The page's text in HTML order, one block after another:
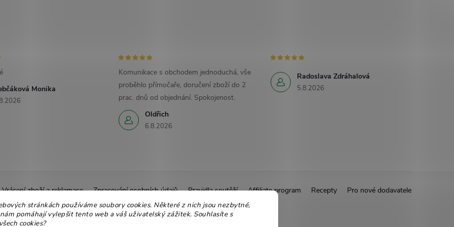
stránkách používáme soubory cookies. Některé z nich jsou nezbytné,
pomáhají vylepšit tento web a váš uživatelský zážitek. Souhlasíte s
cookies?
Monika
Oldřich
6.8.2026
Komunikace s obchodem jednoduchá, vše
proběhlo přímočaře, doručení zboží do 2
prac. dnů od objednání. Spokojenost.
Radoslava Zdráhalová
5.8.2026
Vrácení zboží a reklamace Zpracování osobních údajů Pravidla soutěží Affiliate program Recepty
Pro nové dodavatele
Ekologické balení
Moje objednávka